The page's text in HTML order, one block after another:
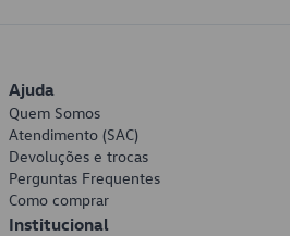
Ajuda
Quem Somos
Atendimento (SAC)
Devoluções e trocas
Perguntas Frequentes
Como comprar
Institucional